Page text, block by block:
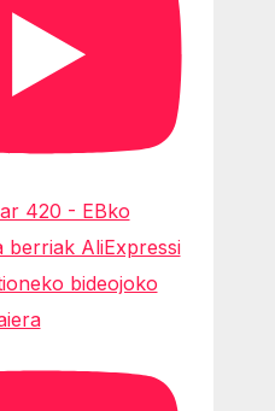
420 - EBko
berriak AliExpressi
bideojoko